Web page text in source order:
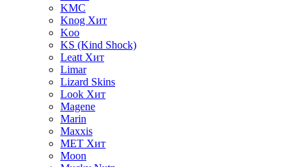
KMC
Knog Хит
Koo
KS (Kind Shock)
Leatt Хит
Limar
Lizard Skins
Look Хит
Magene
Marin
Maxxis
MET Хит
Moon